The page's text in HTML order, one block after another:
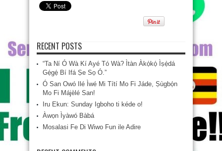
RECENT POSTS
“Ta Ní Ó Wà Kí Ayé Tó Wà? Ìtàn Àkọ́kọ́ Ìṣẹ̀dá
Gẹ́gẹ́ Bí Ifá Ṣe Sọ Ó.”
Ó San Owó Ilé Ìwé Mi Títí Mo Fi Jáde, Ṣùgbọ́n
Mo Fi Májèlé San!
Iru Ekun: Sunday Igboho ti kéde o!
Àwọn Ìyàwó Bàbá
Mosalasi Fe Di Wiwo Fun ile Adire